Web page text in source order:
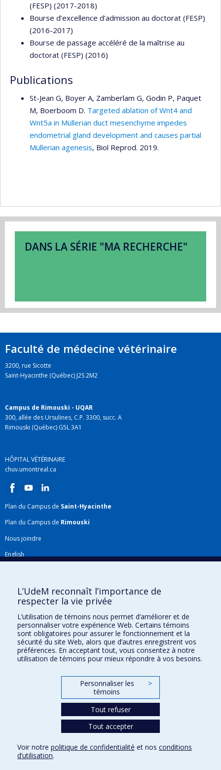
(FESP) (2017-2018)
Bourse d’excellence d’admission au doctorat (FESP)
(2016-2017)
Bourse de passage accéléré de la maîtrise au
doctorat (FESP) (2016)
Publications
St-Jean G, Boyer A, Zamberlam G, Godin P, Paquet
M, Boerboom D. Targeted ablation of Wnt4 and
Wnt5a in Müllerian duct mesenchyme impedes
endometrial gland development and causes partial
Müllerian agenesis, Biol Reprod. 2019.
DANS LA SÉRIE "MA RECHERCHE"
Faculté de médecine vétérinaire
3200, rue Sicotte
Saint-Hyacinthe (Québec) J2S 2M2
Campus de Rimouski - UQAR
300, allée des Ursulines, C.P. 3300, succ. A
Rimouski (Québec) G5L 3A1
HÔPITAL VÉTÉRINAIRE
chuv.umontreal.ca
Plan du Campus de Saint-Hyacinthe
Plan du Campus de Rimouski
Nous joindre
English
Plan du site
Accessibilité
Gabarits et image de marque
Agenda FMV & calendrier académique
La Faculté de médecine vétérinaire de l'Université de Montréal détient
l'agrément completde l'AVMAet est membre de l'AAVMC.
Conditions d’utilisation
L’UdeM reconnaît l’importance de
respecter la vie privée
L’utilisation de témoins nous permet d’améliorer et de
personnaliser votre expérience Web. Certains témoins
sont obligatoires pour assurer le fonctionnement et la
sécurité du site Web, alors que d’autres enregistrent vos
préférences. En acceptant tout, vous consentez à notre
utilisation de témoins pour mieux répondre à vos besoins.
Personnaliser les
témoins
>
Tout refuser
Tout accepter
Voir notre politique de confidentialité et nos conditions
d’utilisation.